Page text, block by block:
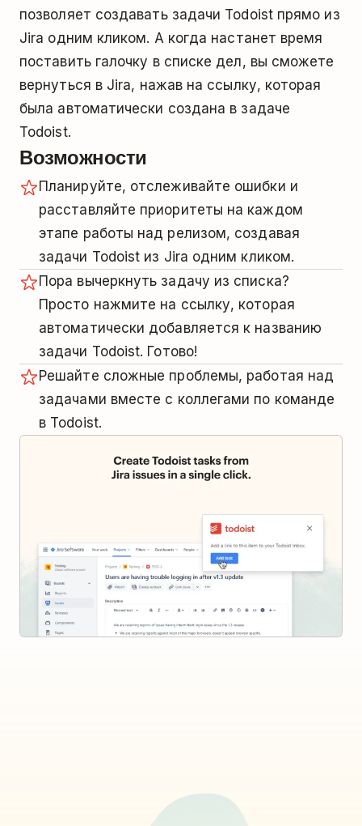
позволяет создавать задачи Todoist прямо из
Jira одним кликом. А когда настанет время
поставить галочку в списке дел, вы сможете
вернуться в Jira, нажав на ссылку, которая
была автоматически создана в задаче
Todoist.
Возможности
Планируйте, отслеживайте ошибки и
расставляйте приоритеты на каждом
этапе работы над релизом, создавая
задачи Todoist из Jira одним кликом.
Пора вычеркнуть задачу из списка?
Просто нажмите на ссылку, которая
автоматически добавляется к названию
задачи Todoist. Готово!
Решайте сложные проблемы, работая над
задачами вместе с коллегами по команде
в Todoist.